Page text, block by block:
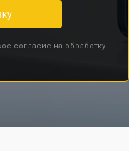
согласие на обработку